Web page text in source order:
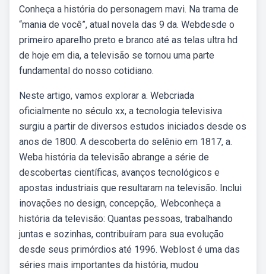
Conheça a história do personagem mavi. Na trama de
“mania de você”, atual novela das 9 da. Webdesde o
primeiro aparelho preto e branco até as telas ultra hd
de hoje em dia, a televisão se tornou uma parte
fundamental do nosso cotidiano.
Neste artigo, vamos explorar a. Webcriada
oficialmente no século xx, a tecnologia televisiva
surgiu a partir de diversos estudos iniciados desde os
anos de 1800. A descoberta do selênio em 1817, a.
Weba história da televisão abrange a série de
descobertas científicas, avanços tecnológicos e
apostas industriais que resultaram na televisão. Inclui
inovações no design, concepção,. Webconheça a
história da televisão: Quantas pessoas, trabalhando
juntas e sozinhas, contribuíram para sua evolução
desde seus primórdios até 1996. Weblost é uma das
séries mais importantes da história, mudou